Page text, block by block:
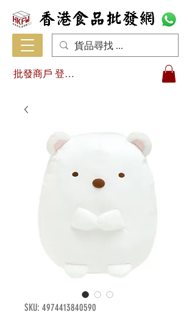
批發商戶 登入/註冊
SKU: 4974413840590